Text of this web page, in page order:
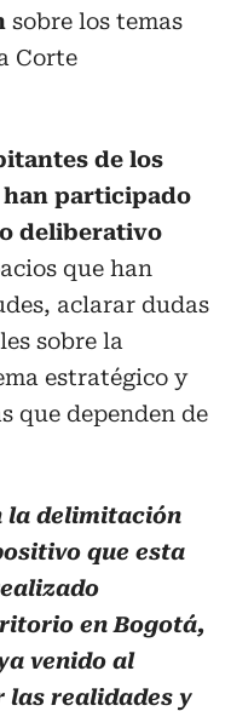
sobre los temas
Corte
de los
participado
deliberativo
que han
aclarar dudas
sobre la
estratégico y
que dependen de
la delimitación
que esta
en Bogotá,
venido al
realidades y